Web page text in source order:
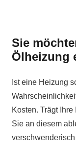
Sie
Ölheizung
Ist eine Heizung
Kosten. Trägt
Sie an diesem